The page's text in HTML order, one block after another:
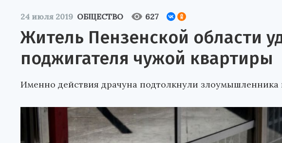
24 июля 2019 ОБЩЕСТВО 627
Житель Пензенской области
поджигателя чужой квартиры
Именно действия драчуна подтолкнули злоумышленника